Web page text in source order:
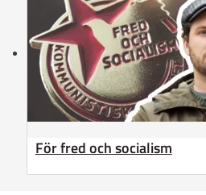
För fred och socialism